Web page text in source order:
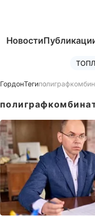
Новости
ГордонТеги